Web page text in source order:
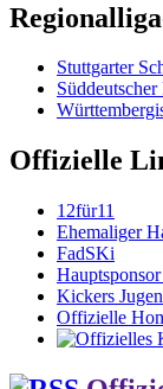
Stuttgarter
Offizielle
12für11
Ehemaliger
FadSKi
Kickers
Offizielle